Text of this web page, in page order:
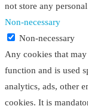
not store any
Non-necessary
Non-necessary
Any cookies that
function and is used
analytics, ads, other
cookies. It is